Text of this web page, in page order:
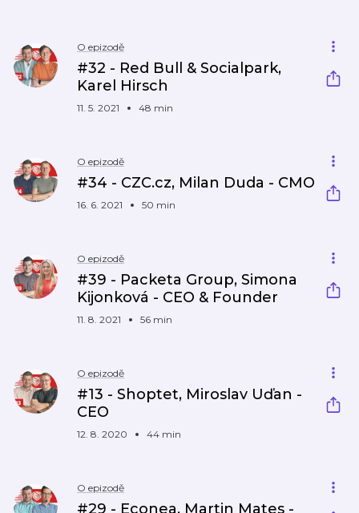
O epizodě
#32 - Red Bull & Socialpark,
Karel Hirsch
11. 5. 2021 48 min
O epizodě
#34 - CZC.cz, Milan Duda - CMO
16. 6. 2021 50 min
O epizodě
#39 - Packeta Group, Simona
Kijonková - CEO & Founder
11. 8. 2021 56 min
O epizodě
#13 - Shoptet, Miroslav Uďan -
CEO
12. 8. 2020 44 min
O epizodě
#29 - Econea, Martin Mates -